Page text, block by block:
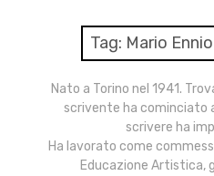
Call
Contatti
Tag: Mario
Nato a Torino nel 1941.
scrivente ha cominciato
scrivere ha
Ha lavorato come
Educazione Artistica,